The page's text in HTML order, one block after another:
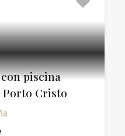
piscina
Cristo